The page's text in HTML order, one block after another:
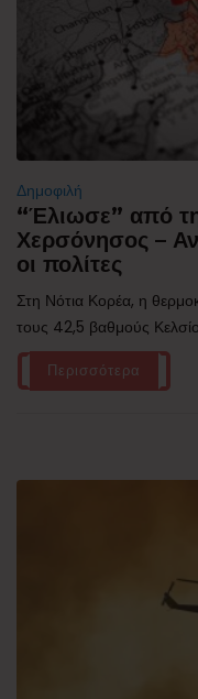
Δημοφιλή
“Έλιωσε” από
Χερσόνησος –
οι πολίτες
Στη Νότια Κορέα, η
τους 42,5 βαθμούς
Περισσότερα